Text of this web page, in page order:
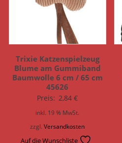
Trixie Katzenspielzeug
Blume am Gummiband
Baumwolle 6 cm / 65 cm
45626
Preis: 2,84€
inkl. 19 % MwSt.
zzgl.Versandkosten
Auf die Wunschliste